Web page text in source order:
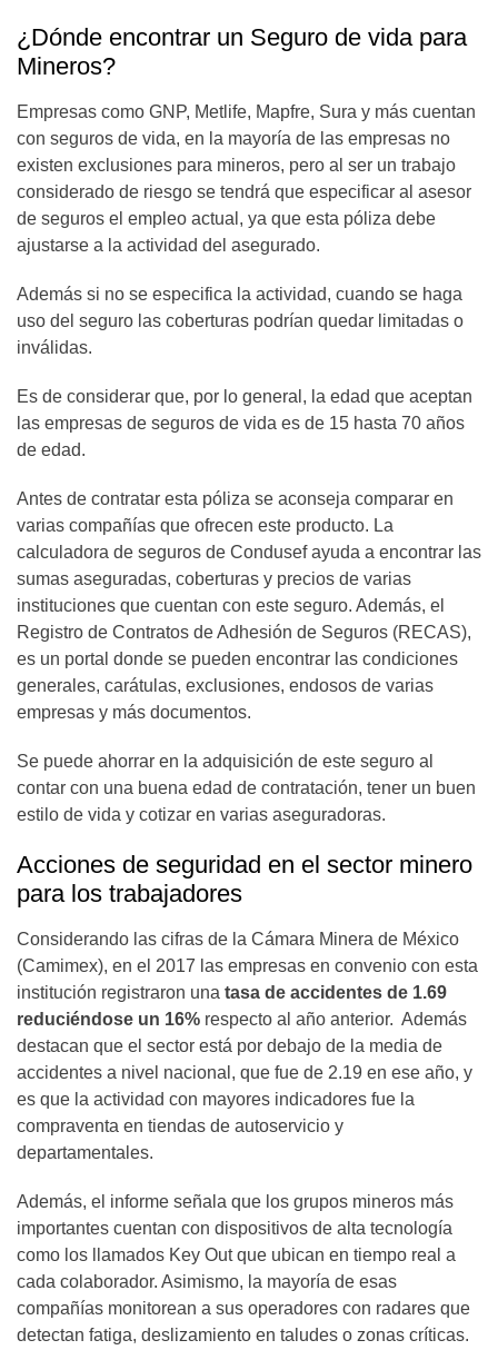
¿Dónde encontrar un Seguro de vida para
Mineros?
Empresas como GNP, Metlife, Mapfre, Sura y más cuentan
con seguros de vida, en la mayoría de las empresas no
existen exclusiones para mineros, pero al ser un trabajo
considerado de riesgo se tendrá que especificar al asesor
de seguros el empleo actual, ya que esta póliza debe
ajustarse a la actividad del asegurado.
Además si no se especifica la actividad, cuando se haga
uso del seguro las coberturas podrían quedar limitadas o
inválidas.
Es de considerar que, por lo general, la edad que aceptan
las empresas de seguros de vida es de 15 hasta 70 años
de edad.
Antes de contratar esta póliza se aconseja comparar en
varias compañías que ofrecen este producto. La
calculadora de seguros de Condusef ayuda a encontrar las
sumas aseguradas, coberturas y precios de varias
instituciones que cuentan con este seguro. Además, el
Registro de Contratos de Adhesión de Seguros (RECAS),
es un portal donde se pueden encontrar las condiciones
generales, carátulas, exclusiones, endosos de varias
empresas y más documentos.
Se puede ahorrar en la adquisición de este seguro al
contar con una buena edad de contratación, tener un buen
estilo de vida y cotizar en varias aseguradoras.
Acciones de seguridad en el sector minero
para los trabajadores
Considerando las cifras de la Cámara Minera de México
(Camimex), en el 2017 las empresas en convenio con esta
institución registraron una tasa de accidentes de 1.69
reduciéndose un 16% respecto al año anterior. Además
destacan que el sector está por debajo de la media de
accidentes a nivel nacional, que fue de 2.19 en ese año, y
es que la actividad con mayores indicadores fue la
compraventa en tiendas de autoservicio y
departamentales.
Además, el informe señala que los grupos mineros más
importantes cuentan con dispositivos de alta tecnología
como los llamados Key Out que ubican en tiempo real a
cada colaborador. Asimismo, la mayoría de esas
compañías monitorean a sus operadores con radares que
detectan fatiga, deslizamiento en taludes o zonas críticas.